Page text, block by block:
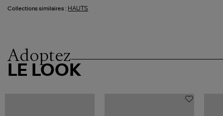
Collections similaires : HAUTS
Adoptez
LE LOOK